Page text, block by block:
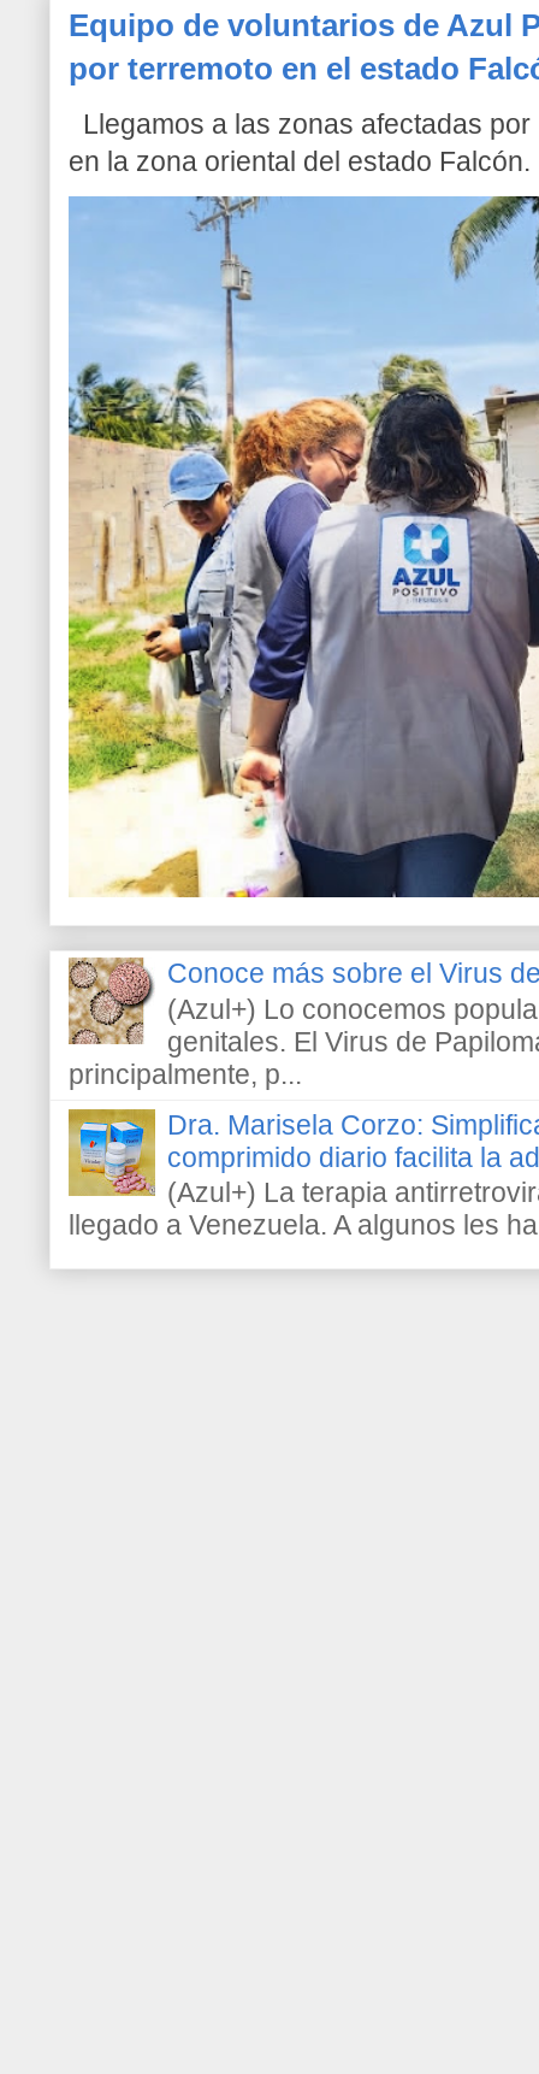
Equipo de voluntarios de Azul
por terremoto en el estado
Llegamos a las zonas afectadas
en la zona oriental del estado
Conoce más sobre el Virus
(Azul+) Lo conocemos
genitales. El Virus de
principalmente, p...
Dra. Marisela Corzo:
comprimido diario facilita la
(Azul+) La terapia
llegado a Venezuela. A algunos les